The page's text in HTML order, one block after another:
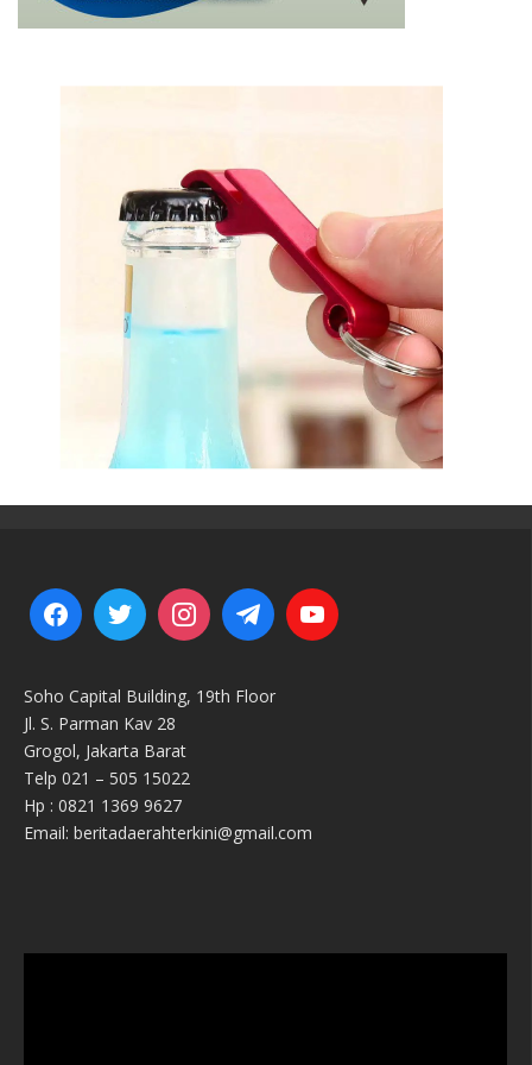
Soho Capital Building, 19th Floor
Jl. S. Parman Kav 28
Grogol, Jakarta Barat
Telp 021 – 505 15022
Hp : 0821 1369 9627
Email: beritadaerahterkini@gmail.com